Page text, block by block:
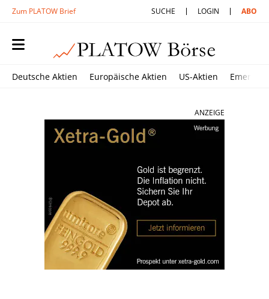
Zum PLATOW Brief SUCHE LOGIN ABO
Deutsche Aktien Europäische Aktien US-Aktien
ANZEIGE